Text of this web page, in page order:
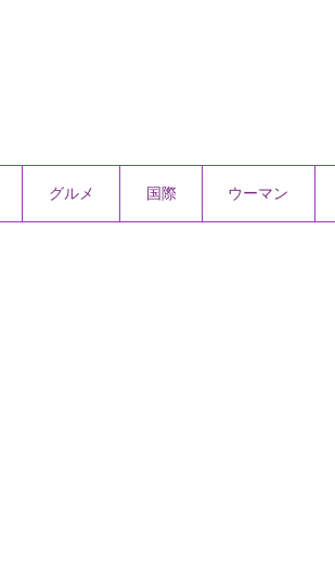
グルメ 国際 ウーマン